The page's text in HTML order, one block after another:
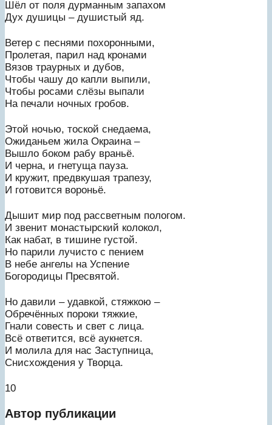
Шёл от поля дурманным запахом
Дух душицы – душистый яд.
Ветер с песнями похоронными,
Пролетая, парил над кронами
Вязов траурных и дубов,
Чтобы чашу до капли выпили,
Чтобы росами слёзы выпали
На печали ночных гробов.
Этой ночью, тоской снедаема,
Ожиданьем жила Окраина –
Вышло боком рабу враньё.
И черна, и гнетуща пауза.
И кружит, предвкушая трапезу,
И готовится вороньё.
Дышит мир под рассветным пологом.
И звенит монастырский колокол,
Как набат, в тишине густой.
Но парили лучисто с пением
В небе ангелы на Успение
Богородицы Пресвятой.
Но давили – удавкой, стяжкою –
Обречённых пороки тяжкие,
Гнали совесть и свет с лица.
Всё ответится, всё аукнется.
И молила для нас Заступница,
Снисхождения у Творца.
10
Автор публикации